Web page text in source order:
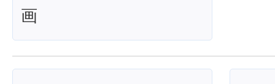
画